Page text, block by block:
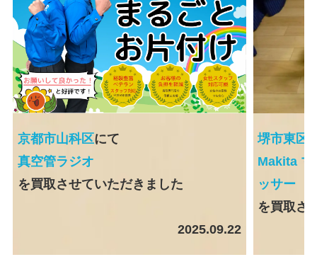
京都市山科区にて
真空管ラジオ
を買取させていただきました
2025.09.22
堺市東区
Makita マ
ッサー
を買取さ